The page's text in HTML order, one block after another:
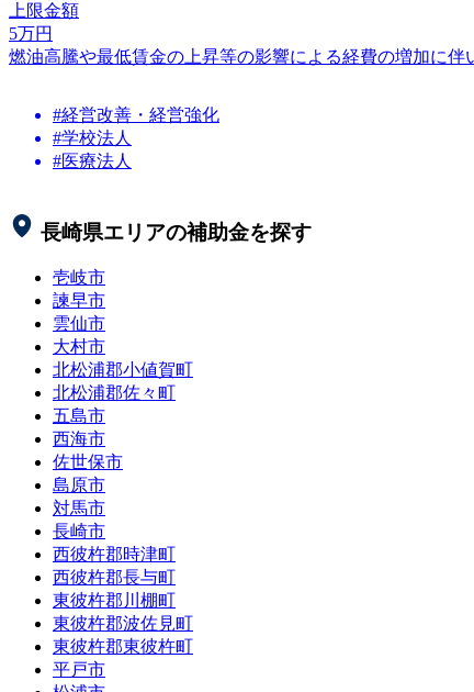
上限金額
5万円
燃油高騰や最低賃金の上昇等の影響による経費の増加に
#経営改善・経営強化
#学校法人
#医療法人
長崎県エリアの補助金を探す
壱岐市
諫早市
雲仙市
大村市
北松浦郡小値賀町
北松浦郡佐々町
五島市
西海市
佐世保市
島原市
対馬市
長崎市
西彼杵郡時津町
西彼杵郡長与町
東彼杵郡川棚町
東彼杵郡波佐見町
東彼杵郡東彼杵町
平戸市